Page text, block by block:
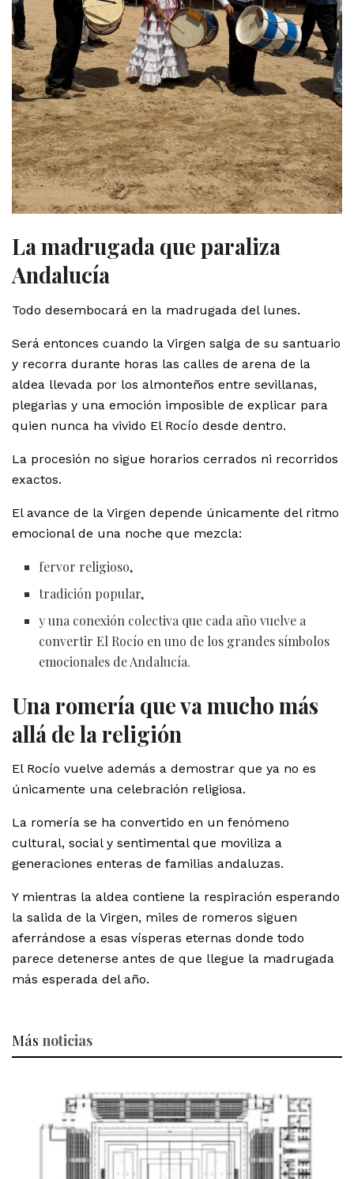
La madrugada que paraliza
Andalucía
Todo desembocará en la madrugada del lunes.
Será entonces cuando la Virgen salga de su santuario
y recorra durante horas las calles de arena de la
aldea llevada por los almonteños entre sevillanas,
plegarias y una emoción imposible de explicar para
quien nunca ha vivido El Rocío desde dentro.
La procesión no sigue horarios cerrados ni recorridos
exactos.
El avance de la Virgen depende únicamente del ritmo
emocional de una noche que mezcla:
fervor religioso,
tradición popular,
y una conexión colectiva que cada año vuelve a
convertir El Rocío en uno de los grandes símbolos
emocionales de Andalucía.
Una romería que va mucho más
allá de la religión
El Rocío vuelve además a demostrar que ya no es
únicamente una celebración religiosa.
La romería se ha convertido en un fenómeno
cultural, social y sentimental que moviliza a
generaciones enteras de familias andaluzas.
Y mientras la aldea contiene la respiración esperando
la salida de la Virgen, miles de romeros siguen
aferrándose a esas vísperas eternas donde todo
parece detenerse antes de que llegue la madrugada
más esperada del año.
Más noticias